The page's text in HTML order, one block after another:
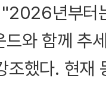
년부터
드와 함께 추
조했다. 현